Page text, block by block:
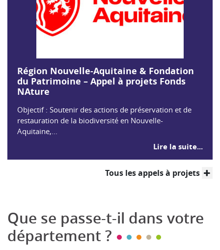
Région Nouvelle-Aquitaine & Fondation
du Patrimoine – Appel à projets Fonds
NAture
Objectif : Soutenir des actions de préservation et de
restauration de la biodiversité en Nouvelle-
Aquitaine,...
Lire la suite...
Tous les appels à projets
Que se passe-t-il dans votre
département ?